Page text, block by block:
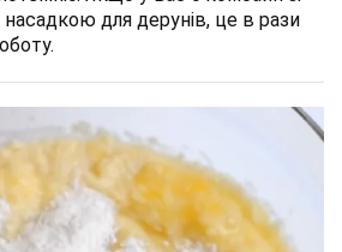
для дерунів, це в рази